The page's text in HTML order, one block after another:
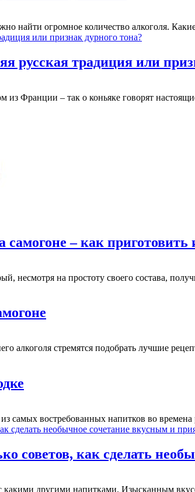
найти огромное количество алкоголя.
русская традиция или
из Франции – так о коньяке говорят
– как приготовить
несмотря на простоту своего состава,
алкоголя стремятся подобрать лучшие
самых востребованных напитков во
советов, как сделать
другими напитками. Изысканным